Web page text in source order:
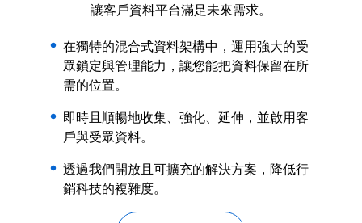
讓客戶資料平台滿足未來需求。
在獨特的混合式資料架構中，運用強大的受
眾鎖定與管理能力，讓您能把資料保留在所
需的位置。
即時且順暢地收集、強化、延伸，並啟用客
戶與受眾資料。
透過我們開放且可擴充的解決方案，降低行
銷科技的複雜度。